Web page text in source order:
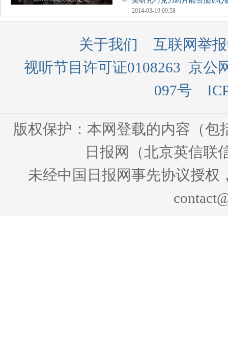
2014-03-19 09:58
关于我们
互联网举
视听节目许可证0108263 京公
097号
版权保护：本网登载的内容（
日报网（北京英信联
未经中国日报网事先协议授权